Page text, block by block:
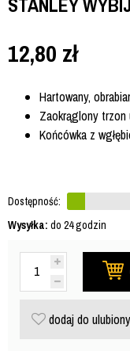
12,80 zł
Hartowany,
Zaokrąglony trzon
Końcówka z
Dostępność:
Wysyłka: do 24 godzin
dodaj do